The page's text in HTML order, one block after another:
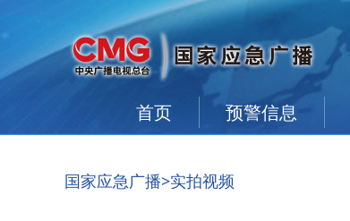
首页 预警信息
国家应急广播>实拍视频